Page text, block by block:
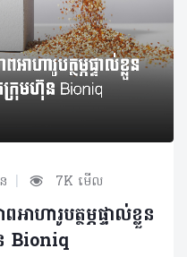
| 7K មើល
ហារូបត្ថម្ភផ្ទាល់ខ្លួន
Bioniq